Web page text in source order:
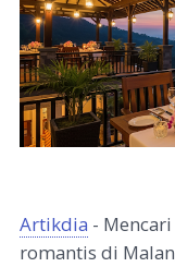
Artikdia -
romantis di